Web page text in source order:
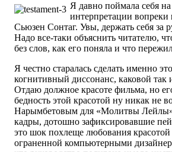
Я давно поймала себя
интерпретации
Сьюзен Сонтаг. Увы, держать себя за
Надо все-таки объяснить читателю,
без слов, как его поняла и что
Я честно старалась сделать именно
когнитивный диссонанс, каковой так
Отдаю должное красоте фильма, но
бедность этой красотой ну никак не
Нарымбетовым для «Молитвы
кадры, дотошно зафиксировавшие
это шок похлеще любования красотой
ограненной компьютерными